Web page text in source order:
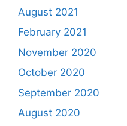
August 2021
February 2021
November 2020
October 2020
September 2020
August 2020